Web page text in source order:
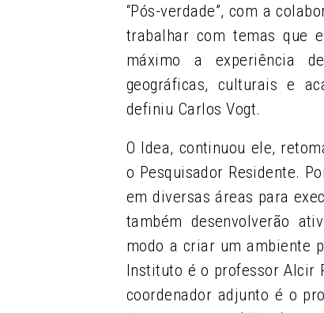
“Pós-verdade”, com a
trabalhar com temas que
máximo a experiência
geográficas, culturais e
definiu Carlos Vogt.
O Idea, continuou ele,
o Pesquisador Residente.
em diversas áreas para
também desenvolverão
modo a criar um ambiente
Instituto é o professor Alcir
coordenador adjunto é o